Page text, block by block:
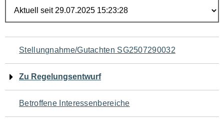
Navigation
für
den
Seiteninhalt
Stellungnahme/Gutachten SG2507290032
Zu Regelungsentwurf
Betroffene Interessenbereiche